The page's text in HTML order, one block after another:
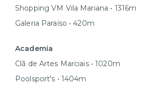
Shopping VM Vila Mariana • 1316m
Galeria Paraíso • 420m
Academia
Clã de Artes Marciais • 1020m
Poolsport's • 1404m